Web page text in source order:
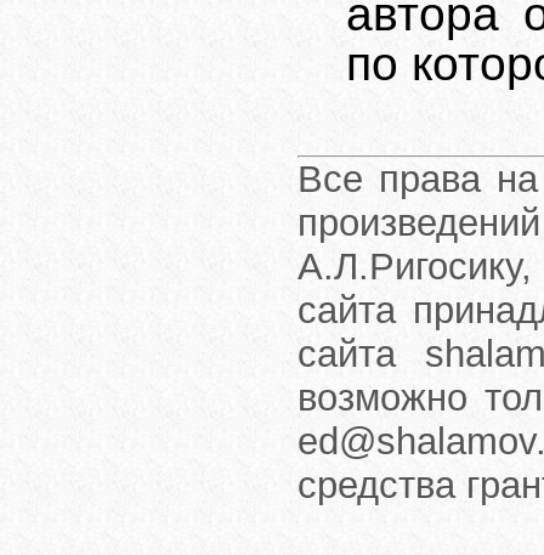
автора
по
Все права на
сайта
сайта
возможно
средства